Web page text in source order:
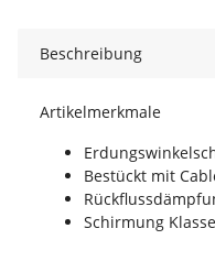
Beschreibung
Artikelmerkmale
Bestückt mit
Schirmung